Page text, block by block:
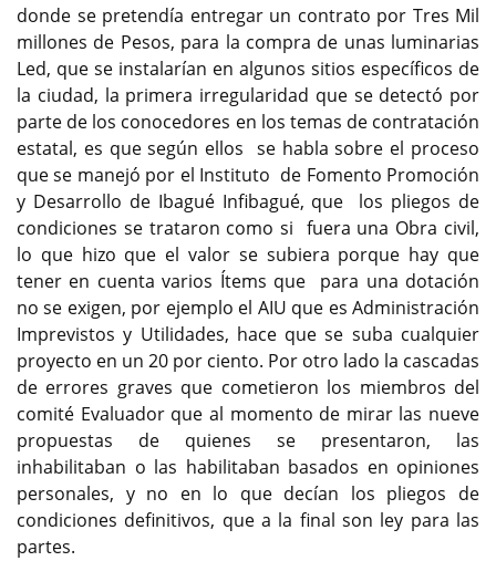
donde se pretendía entregar un contrato por Tres Mil
millones de Pesos, para la compra de unas luminarias
Led, que se instalarían en algunos sitios específicos de
la ciudad, la primera irregularidad que se detectó por
parte de los conocedores en los temas de contratación
estatal, es que según ellos se habla sobre el proceso
que se manejó por el Instituto de Fomento Promoción
y Desarrollo de Ibagué Infibagué, que los pliegos de
condiciones se trataron como si fuera una Obra civil,
lo que hizo que el valor se subiera porque hay que
tener en cuenta varios Ítems que para una dotación
no se exigen, por ejemplo el AIU que es Administración
Imprevistos y Utilidades, hace que se suba cualquier
proyecto en un 20 por ciento. Por otro lado la cascadas
de errores graves que cometieron los miembros del
comité Evaluador que al momento de mirar las nueve
propuestas de quienes se presentaron, las
inhabilitaban o las habilitaban basados en opiniones
personales, y no en lo que decían los pliegos de
condiciones definitivos, que a la final son ley para las
partes.